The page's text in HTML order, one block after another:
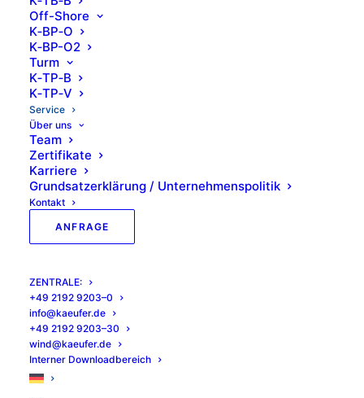
Off-Shore
K‑BP‑O
K‑BP-O2
Turm
K‑TP‑B
K‑TP‑V
Ser­vice
Über uns
Team
Zer­ti­fi­ka­te
Kar­rie­re
Grund­satz­er­klä­rung / Unternehmenspolitik
Kon­takt
ANFRA­GE
ZEN­TRA­LE:
+49 2192 9203–0
info@kaeufer.de
+49 2192 9203–30
wind@kaeufer.de
Inter­ner Downloadbereich
Service und Wartung